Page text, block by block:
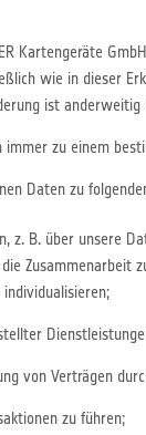
Kartengeräte
wie in dieser
ist
zu einem
Daten zu
z. B. über unsere
von Verträgen
zu führen;